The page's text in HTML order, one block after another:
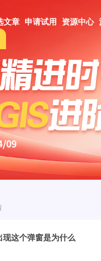
文章 申请试用 资源中心
这个弹窗是为什么